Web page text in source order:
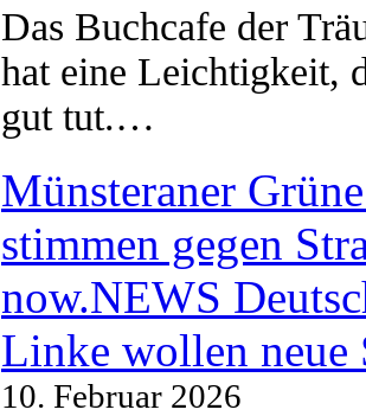
Das Buchcafe der
hat eine Leichtigkeit,
gut tut.…
Münsteraner
stimmen gegen
now.NEWS
Linke wollen neue
10. Februar 2026